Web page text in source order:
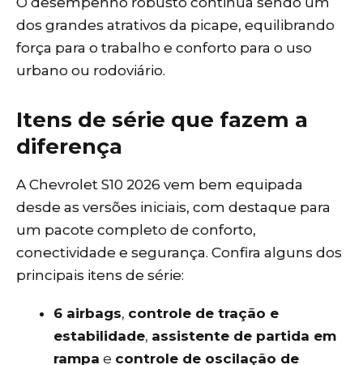
dos grandes atrativos da picape, equilibrando
força para o trabalho e conforto para o uso
urbano ou rodoviário.
Itens de série que fazem a
diferença
A Chevrolet S10 2026 vem bem equipada
desde as versões iniciais, com destaque para
um pacote completo de conforto,
conectividade e segurança. Confira alguns dos
principais itens de série:
6 airbags, controle de tração e
estabilidade, assistente de partida em
rampa e controle de oscilação de